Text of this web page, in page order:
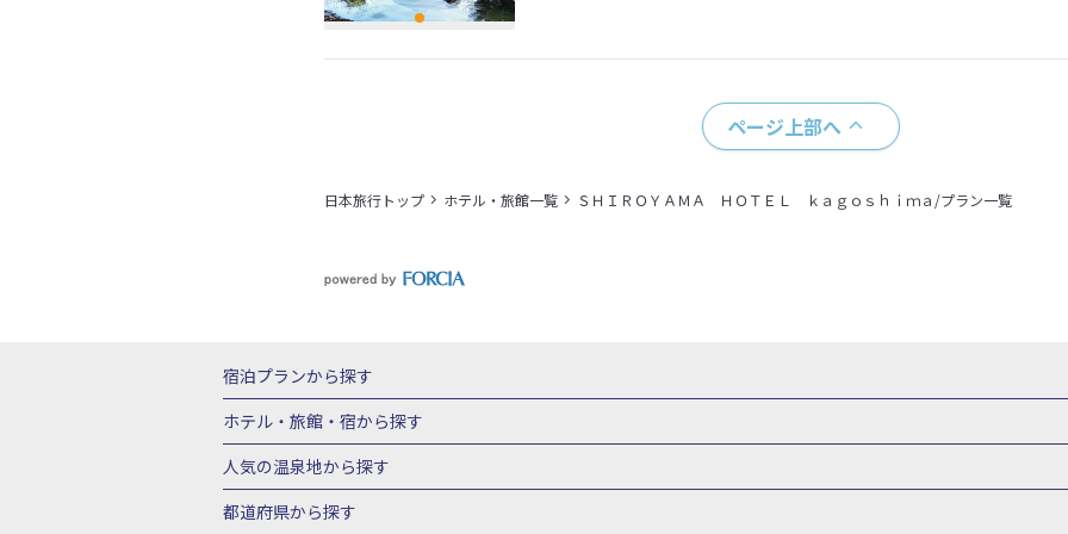
ページ上部へ
日本旅行トップ ホテル・旅館一覧 ＳＨＩＲＯＹＡＭＡ ＨＯＴＥＬ ｋａｇｏｓｈｉｍａ/プラン一覧
宿泊プランから探す
北海道
東北 青森県
栃木県
群馬県 北陸 富山県 石川県 福井県 甲信越 山梨県 新潟県 長野県 東海 静岡県
三重県
近畿 滋賀県 京都府 大阪府 兵庫県 奈良県 和歌山県 四国 徳島県 高知県 香川県
岡山県
広島県
ホテル・旅館・宿から探す
北海道ホテル・旅館
山形県ホテル・旅館
福島県ホテル・旅館 東京都ホテル・旅館 神奈川県ホテル・旅館
埼玉県ホ
人気の温泉地から探す
北海道
湯の川温泉(北海道)
都道府県から探す